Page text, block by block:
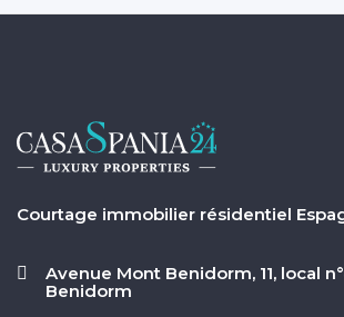
Courtage immobilier résidentiel
Avenue Mont Benidorm, 11, local
Benidorm